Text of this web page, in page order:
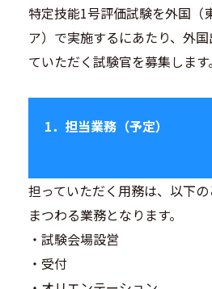
特定技能1号評価試験を外国（
ア）で実施するにあたり、外
ていただく試験官を募集します。
1．担当業務（予定）
担っていただく用務は、以下
まつわる業務となります。
・試験会場設営
・受付